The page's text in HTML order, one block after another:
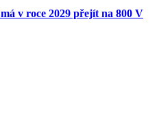
v roce 2029 přejít na 800 V